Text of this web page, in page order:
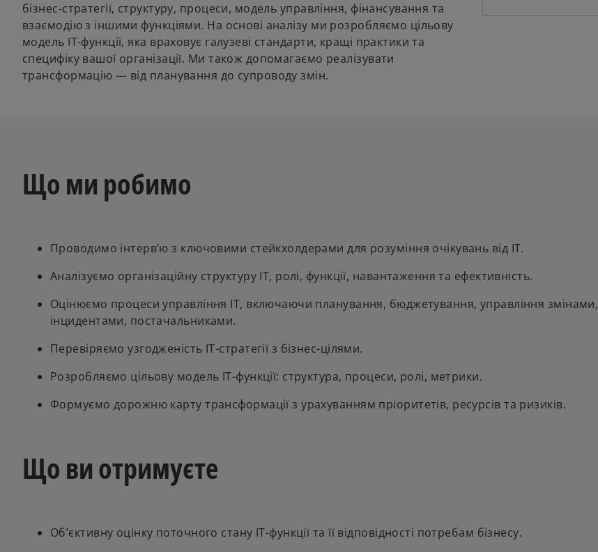
бізнес-стратегії, структуру, процеси, модель управління, фінансування та
взаємодію з іншими функціями. На основі аналізу ми розробляємо цільову
модель ІТ-функції, яка враховує галузеві стандарти, кращі практики та
специфіку вашої організації. Ми також допомагаємо реалізувати
трансформацію — від планування до супроводу змін.
Що ми робимо
Проводимо інтерв’ю з ключовими стейкхолдерами для розуміння очікувань від ІТ.
Аналізуємо організаційну структуру ІТ, ролі, функції, навантаження та ефективність.
Оцінюємо процеси управління ІТ, включаючи планування, бюджетування, управління змінами,
інцидентами, постачальниками.
Перевіряємо узгодженість ІТ-стратегії з бізнес-цілями.
Розробляємо цільову модель ІТ-функції: структура, процеси, ролі, метрики.
Формуємо дорожню карту трансформації з урахуванням пріоритетів, ресурсів та ризиків.
Що ви отримуєте
Об’єктивну оцінку поточного стану ІТ-функції та її відповідності потребам бізнесу.